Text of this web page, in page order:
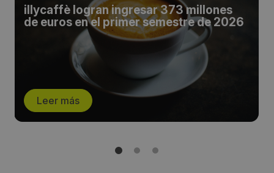
illycaffè logran ingresar 373 millones
de euros en el primer semestre de 2026
Leer más